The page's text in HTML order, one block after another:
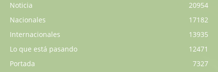
Noticia
20954
Nacionales
17182
Internacionales
13935
Lo que está pasando
12471
Portada
7327